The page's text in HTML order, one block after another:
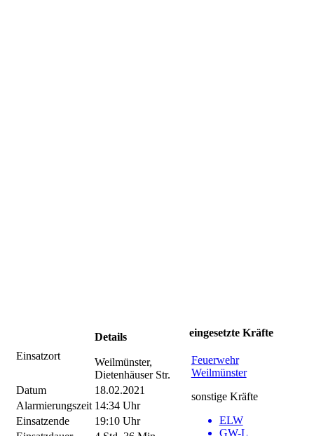
Einsatzort
Details
Weilmünster,
Dietenhäuser Str.
Datum
18.02.2021
Alarmierungszeit 14:34 Uhr
Einsatzende
19:10 Uhr
eingesetzte Kräfte
Feuerwehr
Weilmünster
sonstige Kräfte
ELW
GW-L